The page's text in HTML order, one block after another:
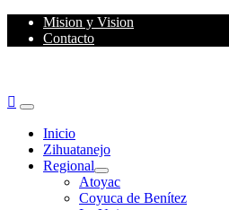
Skip
Mision y Vision
Contacto
Primary
MenuInicio
Zihuatanejo
Regional
Atoyac
Coyuca de Benítez